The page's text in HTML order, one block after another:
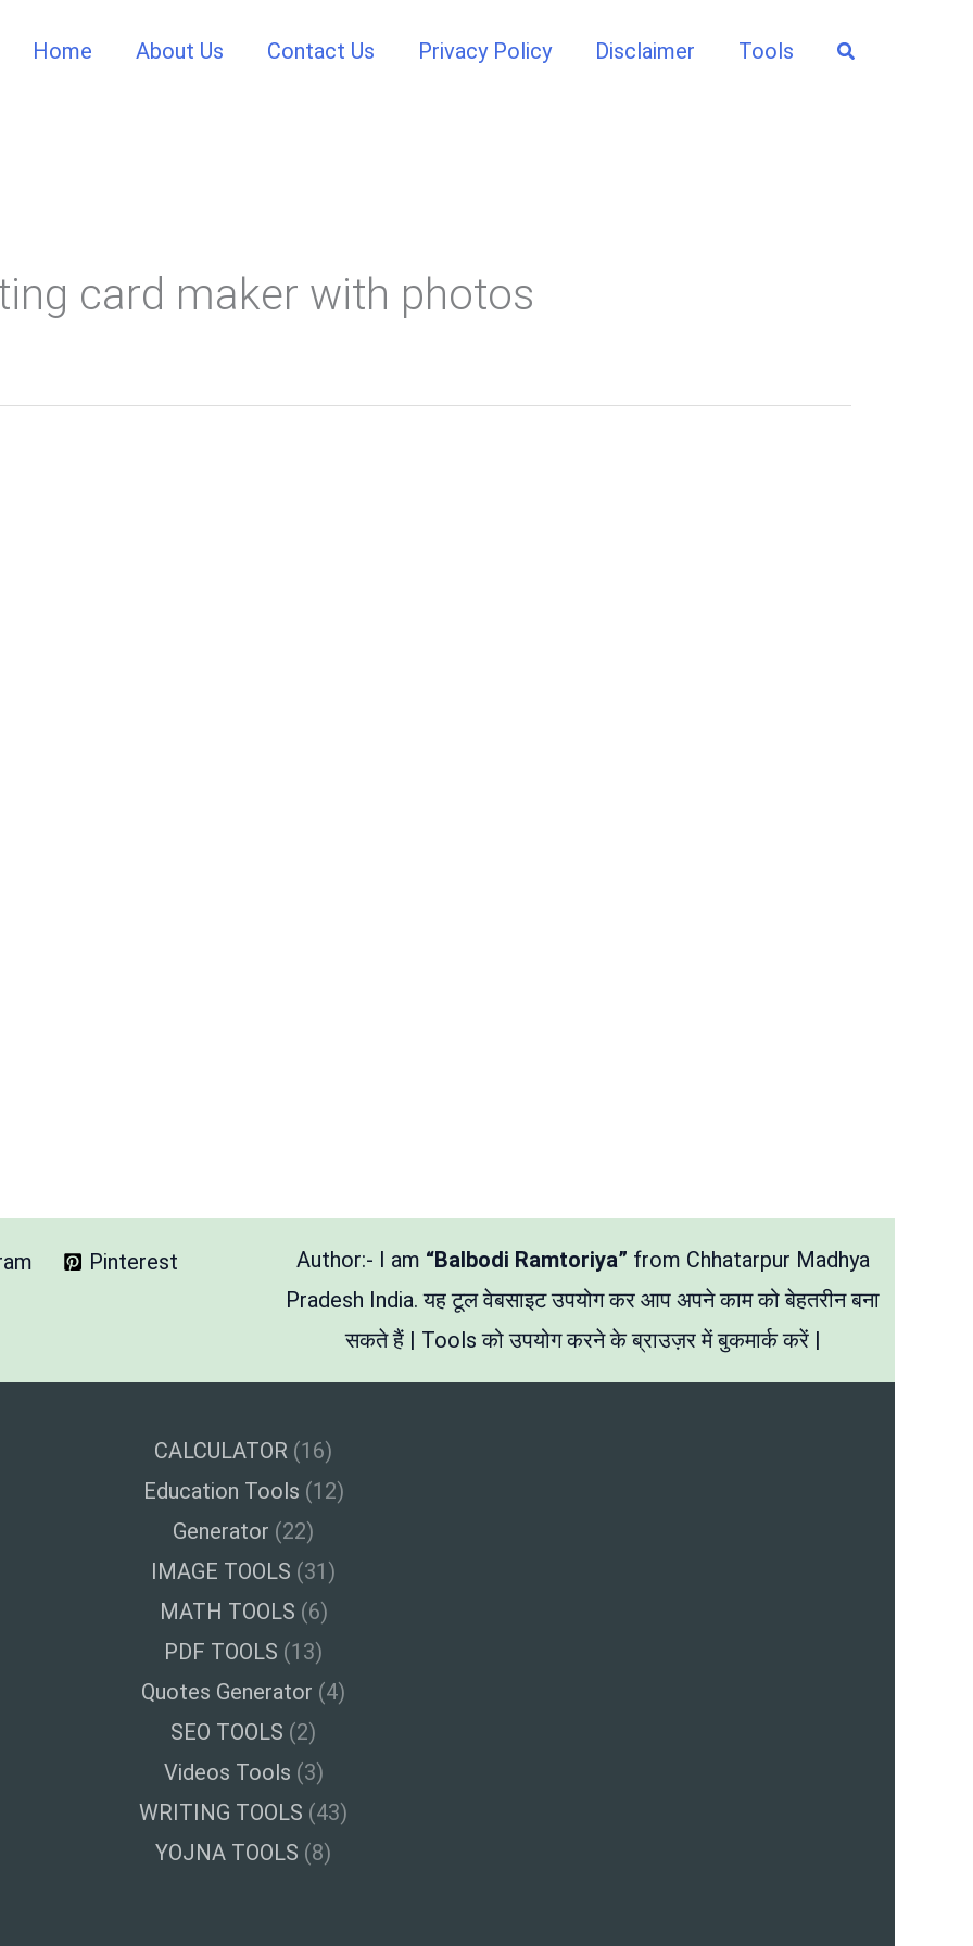
Home About Us Contact Us Privacy Policy Disclaimer Tools Search
card maker with photos
Pinterest Author:- I am “Balbodi Ramtoriya” from Chhatarpur Madhya
Pradesh India. यह टूल वेबसाइट उपयोग कर आप अपने काम को बेहतरीन बना
सकते हैं | Tools को उपयोग करने के ब्राउज़र में बुकमार्क करें |
CALCULATOR (16)
Education Tools (12)
Generator (22)
IMAGE TOOLS (31)
MATH TOOLS (6)
PDF TOOLS (13)
Quotes Generator (4)
SEO TOOLS (2)
Videos Tools (3)
WRITING TOOLS (43)
YOJNA TOOLS (8)